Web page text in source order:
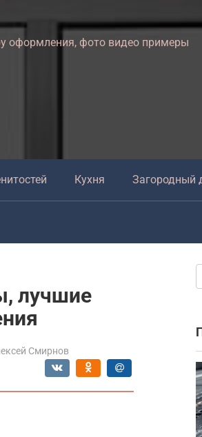
оформления, фото видео примеры
Кухня Загородный
лучшие
Смирнов